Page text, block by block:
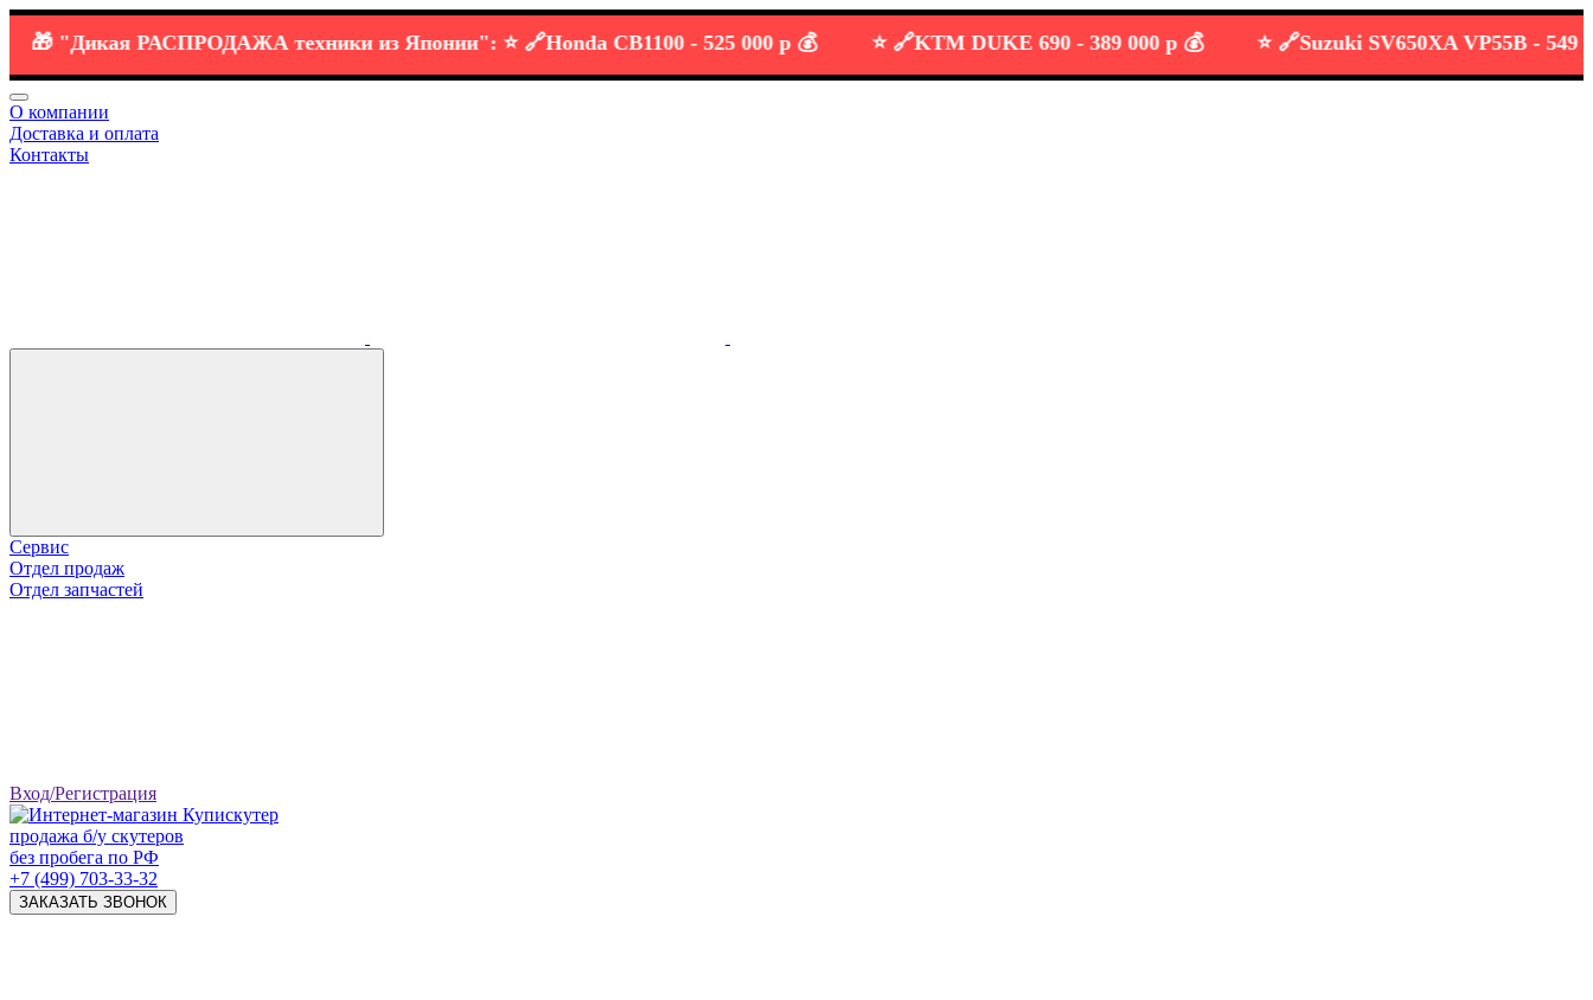
"Дикая РАСПРОДАЖАтехникииз Японии": ⭐️ 🔗Honda CB1100 -525 000 р 💰 KTM DUKE 690 - 389 000 р 💰 Suzuki SV650XA VP55B -549 000 р
О компании
Доставка и оплата
Контакты
Сервис
Отдел продаж
Отдел запчастей
Вход/Регистрация
продажа б/у скутеров
без пробега по РФ
+7 (499) 703-33-32
ЗАКАЗАТЬ ЗВОНОК